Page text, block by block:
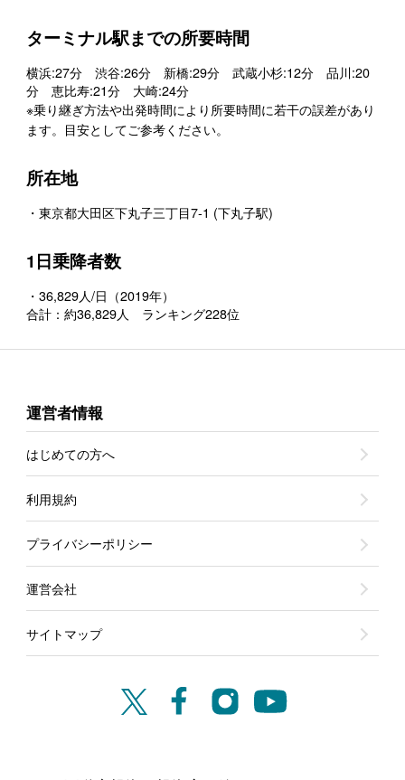
ターミナル駅までの所要時間
横浜:27分 渋谷:26分 新橋:29分 武蔵小杉:12分 品川:20
分 恵比寿:21分 大崎:24分
※乗り継ぎ方法や出発時間により所要時間に若干の誤差があり
ます。目安としてご参考ください。
所在地
・東京都大田区下丸子三丁目7-1 (下丸子駅)
1日乗降者数
・36,829人/日（2019年）
合計：約36,829人 ランキング228位
運営者情報
はじめての方へ
利用規約
プライバシーポリシー
運営会社
サイトマップ